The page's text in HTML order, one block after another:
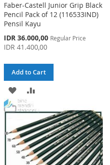
Faber-Castell Junior Grip Black
Pencil Pack of 12 (116533IND)
Pensil Kayu
Special
Price
IDR 36.000,00 Regular Price
IDR 41.400,00
Add to Cart
ADD
TO
WISH
LIST
COMPARE